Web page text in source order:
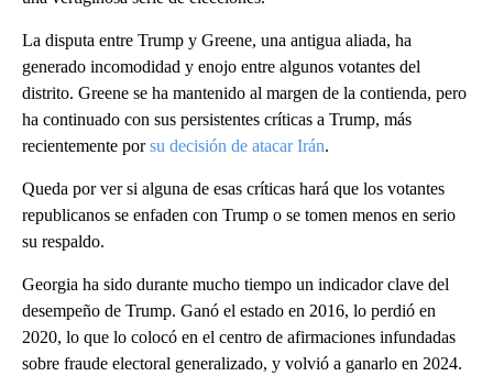
La disputa entre Trump y Greene, una antigua aliada, ha
generado incomodidad y enojo entre algunos votantes del
distrito. Greene se ha mantenido al margen de la contienda, pero
ha continuado con sus persistentes críticas a Trump, más
recientemente porsu decisión de atacar Irán.
Queda por ver si alguna de esas críticas hará que los votantes
republicanos se enfaden con Trump o se tomen menos en serio
su respaldo.
Georgia ha sido durante mucho tiempo un indicador clave del
desempeño de Trump. Ganó el estado en 2016, lo perdió en
2020, lo que lo colocó en el centro de afirmaciones infundadas
sobre fraude electoral generalizado, y volvió a ganarlo en 2024.